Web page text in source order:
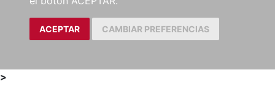
ACEPTAR CAMBIAR PREFERENCIAS
>